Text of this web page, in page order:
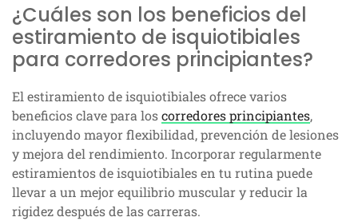
¿Cuáles son los beneficios del
estiramiento de isquiotibiales
para corredores principiantes?
El estiramiento de isquiotibiales ofrece varios
beneficios clave para loscorredores principiantes,
incluyendo mayor flexibilidad, prevención de lesiones
y mejora del rendimiento. Incorporar regularmente
estiramientos de isquiotibiales en tu rutina puede
llevar a un mejor equilibrio muscular y reducir la
rigidez después de las carreras.